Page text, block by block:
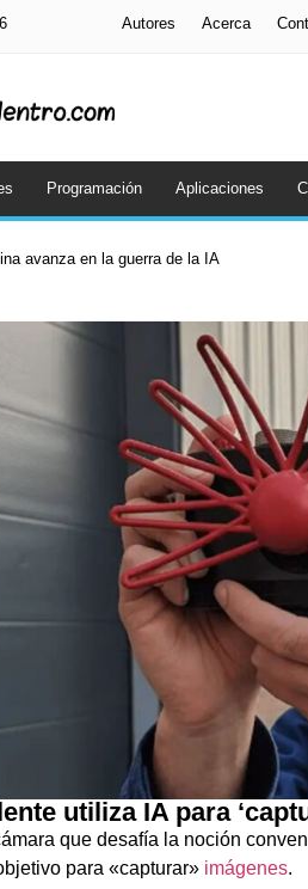
Autores Acerca
Programación Aplicaciones
avanza en la guerra de la IA
utiliza IA para
que desafía la noción
para «capturar» imágenes.